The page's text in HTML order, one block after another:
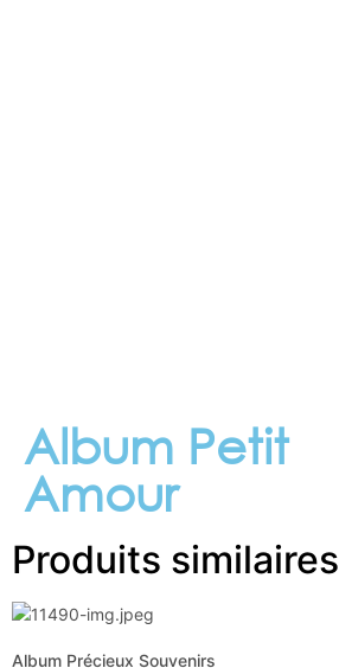
Album Petit
Amour
Produits similaires
Album Précieux Souvenirs